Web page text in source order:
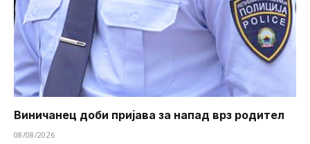
Виничанец доби пријава за напад врз родител
08/08/2026